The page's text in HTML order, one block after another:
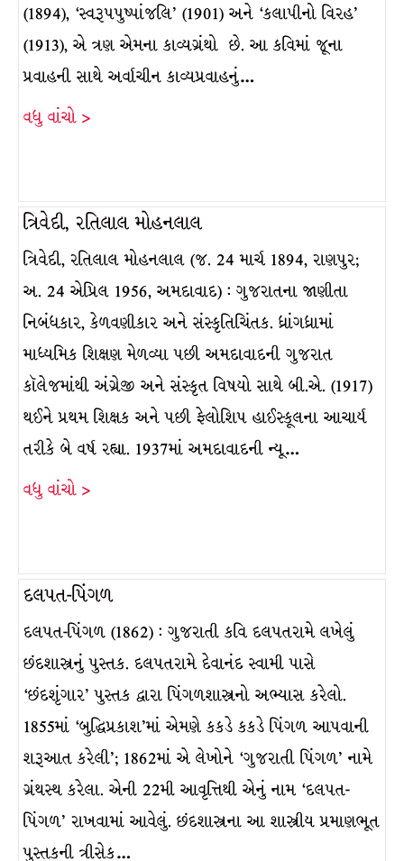
(1894), ‘સ્વરૂપપુષ્પાંજલિ’ (1901) અને ‘કલાપીનો વિરહ’
(1913), એ ત્રણ એમના કાવ્યગ્રંથો છે. આ કવિમાં જૂના
પ્રવાહની સાથે અર્વાચીન કાવ્યપ્રવાહનું…
વધુ વાંચો >
ત્રિવેદી, રતિલાલ મોહનલાલ
ત્રિવેદી, રતિલાલ મોહનલાલ (જ. 24 માર્ચ 1894, રાણપુર;
અ. 24 એપ્રિલ 1956, અમદાવાદ) : ગુજરાતના જાણીતા
નિબંધકાર, કેળવણીકાર અને સંસ્કૃતિચિંતક. ધ્રાંગધ્રામાં
માધ્યમિક શિક્ષણ મેળવ્યા પછી અમદાવાદની ગુજરાત
કૉલેજમાંથી અંગ્રેજી અને સંસ્કૃત વિષયો સાથે બી.એ. (1917)
થઈને પ્રથમ શિક્ષક અને પછી ફેલોશિપ હાઈસ્કૂલના આચાર્ય
તરીકે બે વર્ષ રહ્યા. 1937માં અમદાવાદની ન્યૂ…
વધુ વાંચો >
દલપત-પિંગળ
દલપત-પિંગળ (1862) : ગુજરાતી કવિ દલપતરામે લખેલું
છંદશાસ્ત્રનું પુસ્તક. દલપતરામે દેવાનંદ સ્વામી પાસે
‘છંદશૃંગાર’ પુસ્તક દ્વારા પિંગળશાસ્ત્રનો અભ્યાસ કરેલો.
1855માં ‘બુદ્ધિપ્રકાશ’માં એમણે કકડે કકડે પિંગળ આપવાની
શરૂઆત કરેલી’; 1862માં એ લેખોને ‘ગુજરાતી પિંગળ’ નામે
ગ્રંથસ્થ કરેલા. એની 22મી આવૃત્તિથી એનું નામ ‘દલપત-
પિંગળ’ રાખવામાં આવેલું. છંદશાસ્ત્રના આ શાસ્ત્રીય પ્રમાણભૂત
પુસ્તકની ત્રીસેક…